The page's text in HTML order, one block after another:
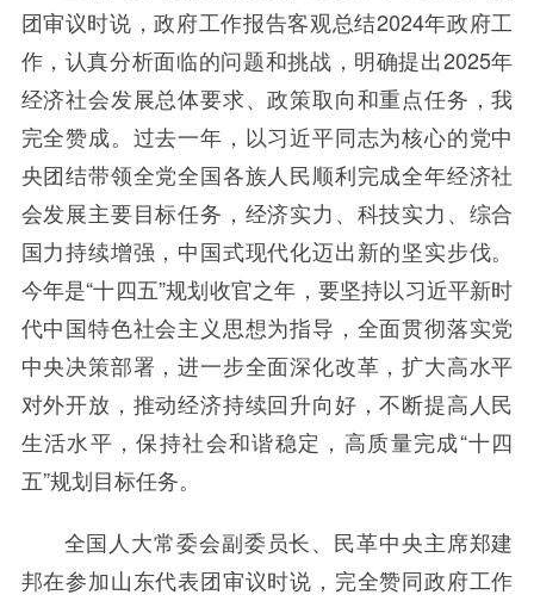
团审议时说，政府工作报告客观总结2024年政府工
作，认真分析面临的问题和挑战，明确提出2025年
经济社会发展总体要求、政策取向和重点任务，我
完全赞成。过去一年，以习近平同志为核心的党中
央团结带领全党全国各族人民顺利完成全年经济社
会发展主要目标任务，经济实力、科技实力、综合
国力持续增强，中国式现代化迈出新的坚实步伐。
今年是“十四五”规划收官之年，要坚持以习近平新时
代中国特色社会主义思想为指导，全面贯彻落实党
中央决策部署，进一步全面深化改革，扩大高水平
对外开放，推动经济持续回升向好，不断提高人民
生活水平，保持社会和谐稳定，高质量完成“十四
五”规划目标任务。
全国人大常委会副委员长、民革中央主席郑建
邦在参加山东代表团审议时说，完全赞同政府工作